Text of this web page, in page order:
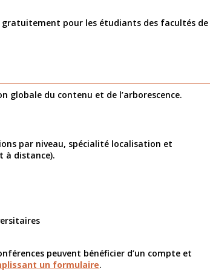
gratuitement pour les étudiants des facultés de
globale du contenu et de l’arborescence.
par niveau, spécialité localisation et
à distance).
peuvent bénéficier d’un compte et
un formulaire.